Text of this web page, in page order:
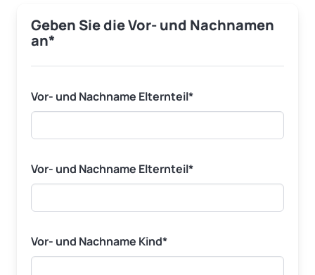
Geben Sie die Vor- und Nachnamen
an*
Vor- und Nachname Elternteil*
Vor- und Nachname Elternteil*
Vor- und Nachname Kind*